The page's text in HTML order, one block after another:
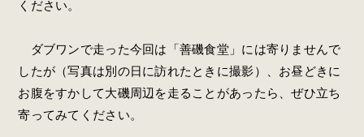
ください。
ダブワンで走った今回は「善磯食堂」には寄りませんで
したが（写真は別の日に訪れたときに撮影）、お昼どきに
お腹をすかして大磯周辺を走ることがあったら、ぜひ立ち
寄ってみてください。